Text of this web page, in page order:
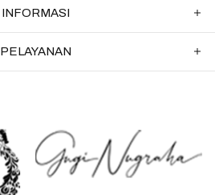
INFORMASI
PELAYANAN